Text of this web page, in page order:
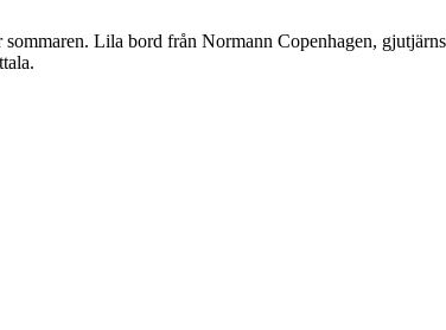
sommaren. Lila bord från Normann Copenhagen,